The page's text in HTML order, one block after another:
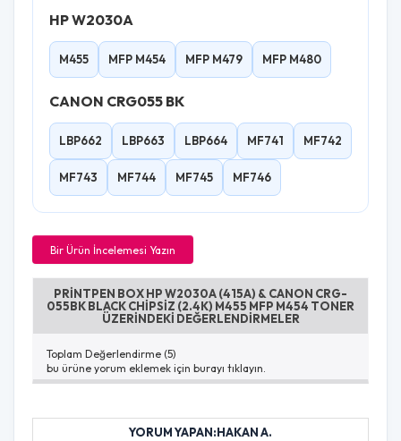
HP W2030A
M455 MFP M454 MFP M479 MFP M480
CANON CRG055 BK
LBP662 LBP663 LBP664 MF741 MF742
MF743 MF744 MF745 MF746
Bir Ürün İncelemesi Yazın
PRINTPEN BOX HP W2030A (415A) & CANON CRG-
055BK BLACK CHIPSIZ (2.4K) M455 MFP M454 TONER
ÜZERINDEKI DEĞERLENDIRMELER
Toplam Değerlendirme (5)
bu ürüne yorum eklemek için burayı tıklayın.
YORUM YAPAN:HAKAN A.